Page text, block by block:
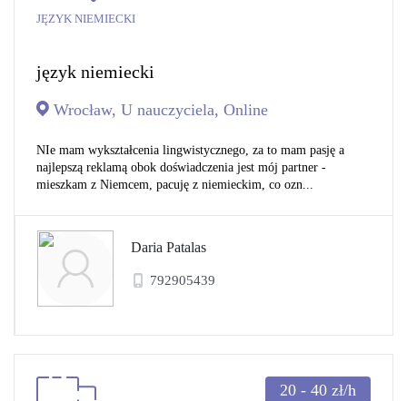
JĘZYK NIEMIECKI
język niemiecki
Wrocław, U nauczyciela, Online
NIe mam wykształcenia lingwistycznego, za to mam pasję a
najlepszą reklamą obok doświadczenia jest mój partner -
mieszkam z Niemcem, pacuję z niemieckim, co ozn...
Daria Patalas
792905439
20 - 40 zł/h